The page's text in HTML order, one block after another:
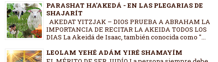
PARASHAT HA'AKEDÁ - EN LAS PLEGARIAS DE
SHAJARÍT
AKEDAT YITZJAK – DIOS PRUEBA A ABRAHAM LA
IMPORTANCIA DE RECITAR LA AKEIDA TODOS LOS
DIAS La Akeidá de Isaac, también conocida como "...
LEOLAM YEHÉ ADÁM YIRÉ SHAMAYÍM